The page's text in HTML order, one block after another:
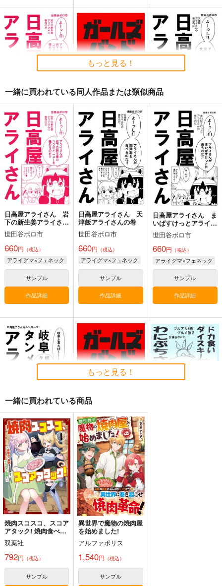
ギャルゲーム批評
2026年１月号
Ｏ山出版
サンプル
カート
Get well soon
鈍色
944円 （税込）
ウマ娘 プリティーダービー
サンプル
カート
忘れ物のありか
モス製麺
200 円
カート
ゴールドシップ風雲録
雪墨庵
（税込）
ゴールドシップ
サンプル
カート
ゴールドシップ風雲録
雪墨庵
（税込）
ゴールドシップ
ドリームジャーニー
サンプル
カート
皇帝はかく語りき3
いどんち
1,980 円 （税込）
ウマ娘 プリティーダービー
シンボリルドルフ
ジェンティルドンナ
サンプル
カート
ゴールドシップ風雲録
５
雪墨庵
660円 （税込）
ウマ娘 プリティーダービー
ゴールドシップ
アグネスタキオン
マンハッタンカフェ
カート
ウマ娘ゴールドシップ
耐水ステッカー
コパン
440円（税込）
ウマ娘 プリティーダービー
サンプル
カート
日高屋アライさん 岩
下の新生姜アライさん
の巻
世田谷ボロ市
660円 （税込）
けものフレンズ
アライグマ×フェネック
サンプル
ガールズバンドくら寿
司
世田谷ボロ市
660円 （税込）
ガールズバンドクライ
井芹仁菜×河原木桃香
サンプル
日高屋アライさん 天
津飯アライさんの巻
世田谷ボロ市
660円 （税込）
けものフレンズ
アライグマ×フェネック
サンプル
カート
もっと見る！
一緒に買われている同人作品または類似商品
日高屋アライさん 岩
下の新生姜アライさん
の巻
世田谷ボロ市
660円 （税込）
アライグマ×フェネック
サンプル
作品詳細
日高屋アライさん 天
津飯アライさんの巻
世田谷ボロ市
660円 （税込）
アライグマ×フェネック
サンプル
作品詳細
日高屋アライさん ま
いばすけっとアライさ
んの巻
世田谷ボロ市
660円 （税込）
アライグマ×フェネック
サンプル
作品詳細
岐阜タンメンアライさ
ん
世田谷ボロ市
660円 （税込）
アライグマ×フェネック
サンプル
作品詳細
ガールズバンドくら寿
司
世田谷ボロ市
660円（税込）
井芹仁菜×河原木桃香
サンプル
作品詳細
もっと見る！
一緒に買われている商品
焼肉スコスコ、スコア
アタック! 焼肉食べ放
題生活目指して、ダン
ジョン攻略! 1
双葉社
792円 （税込）
サンプル
異世界で魔物の焼肉屋
を始めました!
アルファポリス
1,540円 （税込）
サンプル